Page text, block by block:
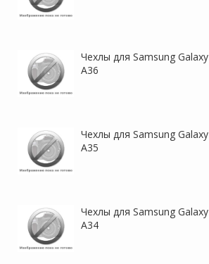
Чехлы для Samsung Galaxy
A36
Чехлы для Samsung Galaxy
A35
Чехлы для Samsung Galaxy
A34